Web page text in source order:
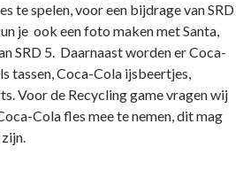
te spelen, voor een bijdrage van SRD
je ook een foto maken met Santa,
SRD 5. Daarnaast worden er Coca-
tassen, Coca-Cola ijsbeertjes,
Voor de Recycling game vragen wij
Cola fles mee te nemen, dit mag